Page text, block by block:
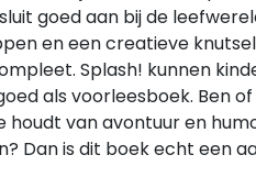
goed aan bij de
en een creatieve
Splash! kunnen
als voorleesboek. Ben of
van avontuur en
Dan is dit boek echt een